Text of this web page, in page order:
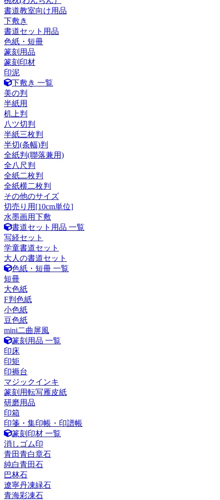
書道教室向け用品
下敷き
書道セット用品
色紙・短冊
篆刻用品
篆刻印材
印泥
下敷き 一覧
美の判
半紙用
机上判
八ツ切判
半紙三枚判
半切(条幅)判
全紙判(聯落兼用)
全八尺判
全紙二枚判
全紙横二枚判
その他のサイズ
切売り用[10cm単位]
水墨画用下敷
書道セット用品 一覧
写経セット
学童書道セット
大人の書道セット
色紙・短冊 一覧
短冊
大色紙
F判色紙
小色紙
豆色紙
mini二曲屏風
篆刻用品 一覧
印床
印矩
印褥台
マジックインキ
篆刻用転写雁皮紙
研磨用品
印箱
印箋・集印帳・印譜帳
篆刻印材 一覧
消しゴム印
青田青白章石
純白青田石
巴林石
遼寧丹凍緑石
青海彩凍石